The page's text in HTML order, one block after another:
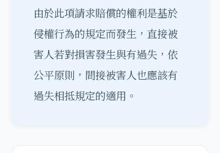
由於此項請求賠償的權利是基於
侵權行為的規定而發生，直接被
害人若對損害發生與有過失，依
公平原則，間接被害人也應該有
過失相抵規定的適用。